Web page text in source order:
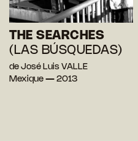
THE SEARCHES
(LAS BÚSQUEDAS)
de José Luis VALLE
Mexique — 2013